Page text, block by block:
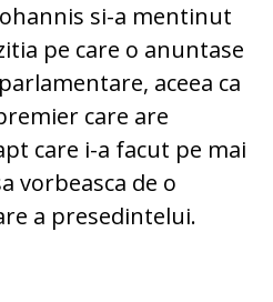
si-a mentinut
pe care o anuntase
aceea ca
care are
care i-a facut pe mai
vorbeasca de o
a presedintelui.